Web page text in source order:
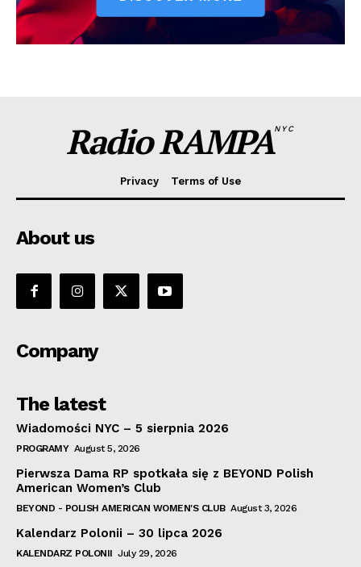
Radio RAMPANYC
Privacy Terms of Use
About us
Company
The latest
Wiadomości NYC – 5 sierpnia 2026
PROGRAMY August 5, 2026
Pierwsza Dama RP spotkała się z BEYOND Polish
American Women’s Club
BEYOND - POLISH AMERICAN WOMEN'S CLUB August 3, 2026
Kalendarz Polonii – 30 lipca 2026
KALENDARZ POLONII July 29, 2026